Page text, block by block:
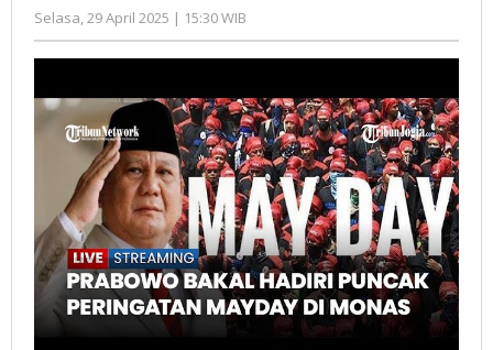
Selasa, 29 April 2025 | 15:30 WIB
Administrator